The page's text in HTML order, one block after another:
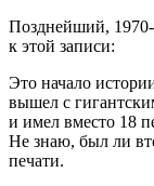
Позднейший,
к этой записи:
Это начало
вышел с
и имел вместо 18
Не знаю, был ли
печати.